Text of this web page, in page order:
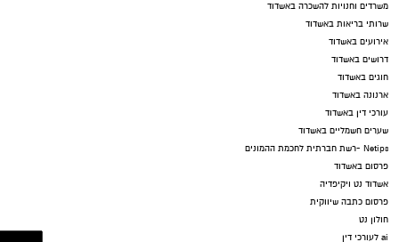
משרדים וחנויות להשכרה באשדוד
שרותי בריאות באשדוד
אירועים באשדוד
דרושים באשדוד
חוגים באשדוד
ארנונה באשדוד
עורכי דין באשדוד
שערים חשמליים באשדוד
Netips -רשת חברתית לחכמת ההמונים
פרסום באשדוד
אשדוד נט ויקיפדיה
פרסום כתבה שיווקית
חולון נט
ai לעורכי דין